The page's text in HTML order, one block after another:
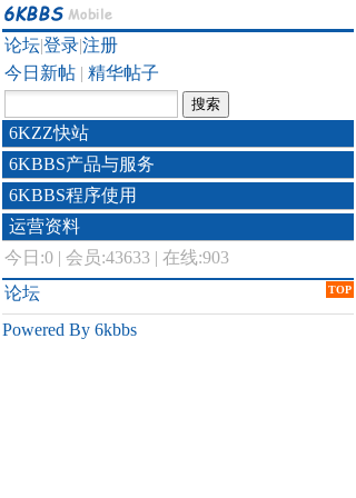
论坛|登录|注册
今日新帖 | 精华帖子
6KZZ快站
6KBBS产品与服务
6KBBS程序使用
运营资料
今日:0 | 会员:43633 | 在线:903
TOP
论坛
Powered By 6kbbs